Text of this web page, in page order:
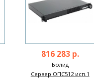
816 283 р.
Болид
Сервер ОПС512 исп.1